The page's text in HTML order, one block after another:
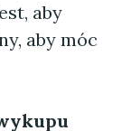
aby
aby móc